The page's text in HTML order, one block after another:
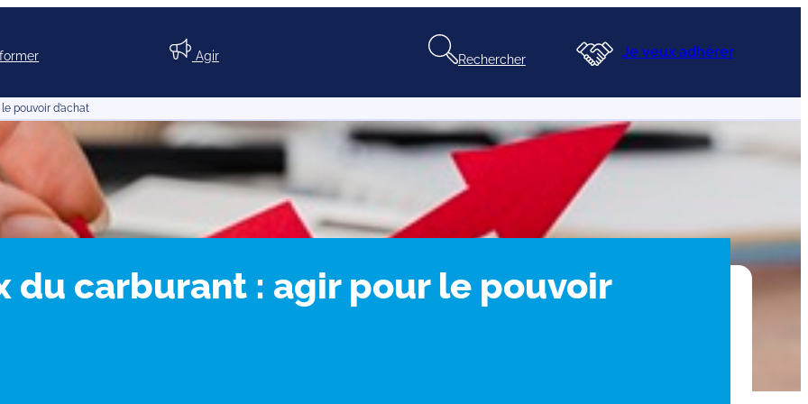
Agir Rechercher Je veux adhérer
pouvoir d’achat
du carburant : agir pour le pouvoir